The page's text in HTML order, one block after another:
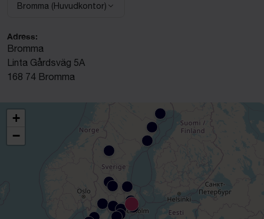
Välj anläggning:
Bromma (Huvudkontor)
Adress:
Bromma
Linta Gårdsväg 5A
168 74 Bromma
+
−